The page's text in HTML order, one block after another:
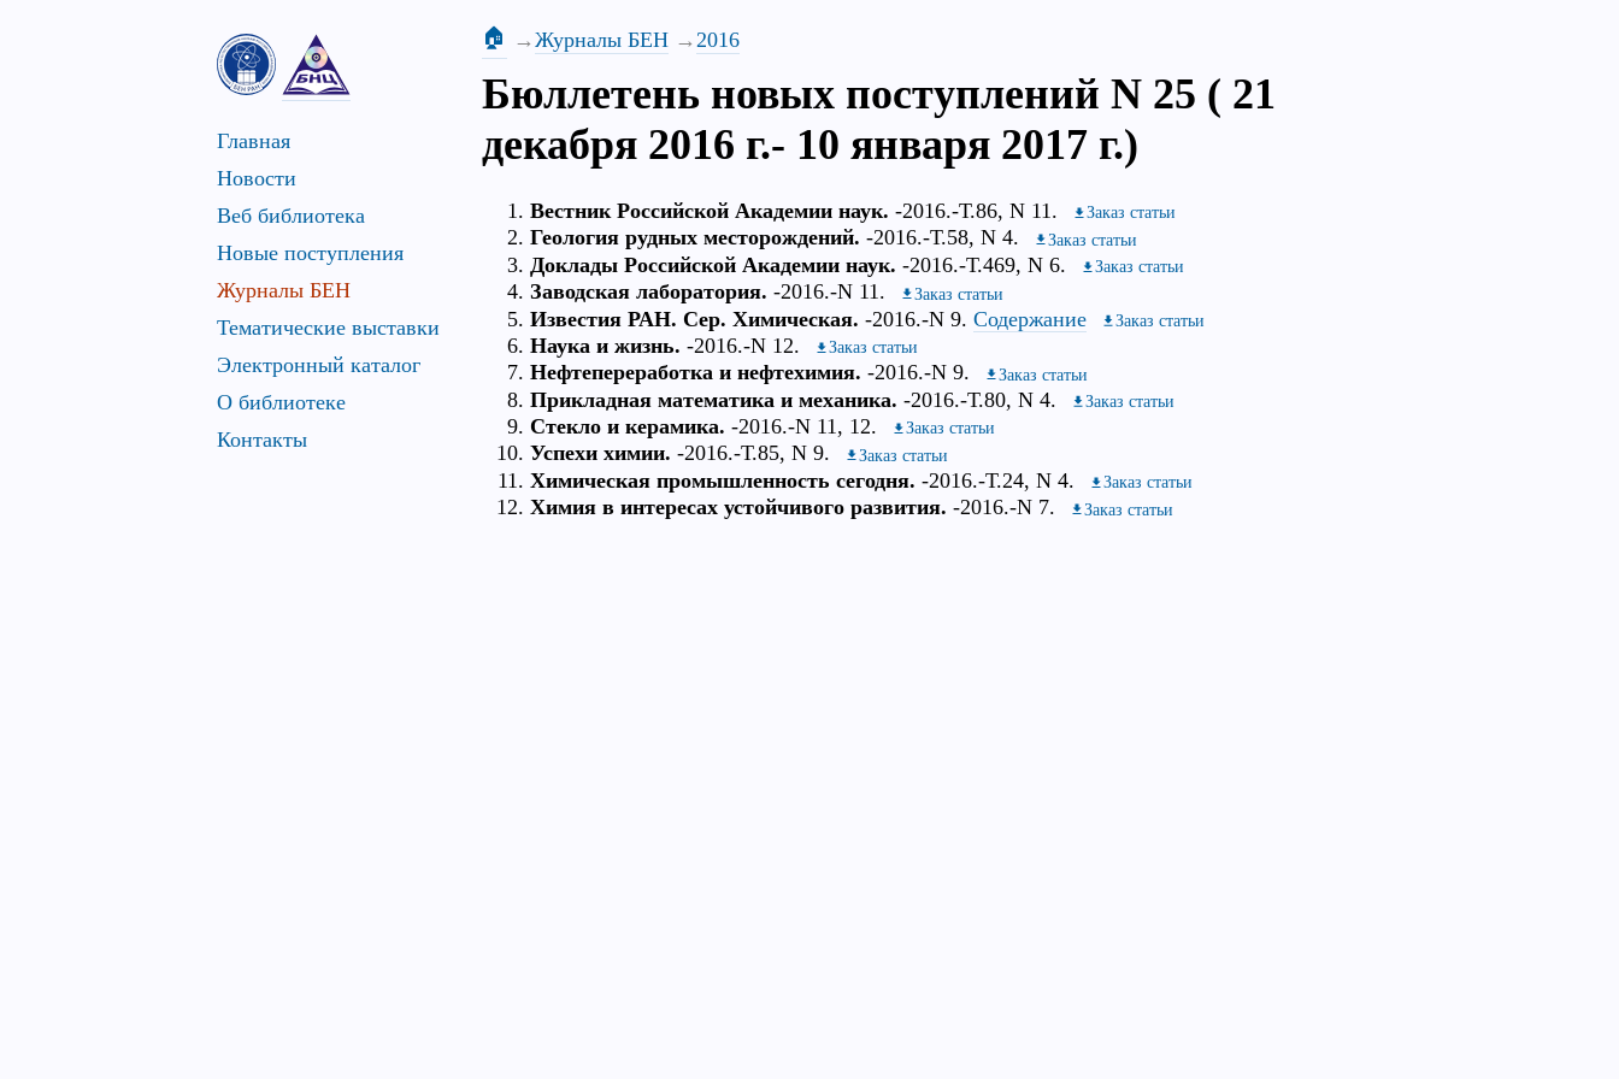
Главная
Новости
Веб библиотека
Новые поступления
Журналы БЕН
Тематические выставки
Электронный каталог
О библиотеке
Контакты
🏠 Журналы БЕН 2016
Бюллетень новых поступлений N 25 ( 21
декабря 2016 г.- 10 января 2017 г.)
Вестник Российской Академии наук. -2016.-Т.86, N 11. Заказ статьи
Геология рудных месторождений. -2016.-Т.58, N 4. Заказ статьи
Доклады Российской Академии наук. -2016.-Т.469, N 6. Заказ статьи
Заводская лаборатория. -2016.-N 11. Заказ статьи
Известия РАН. Сер. Химическая. -2016.-N 9. Содержание Заказ статьи
Наука и жизнь. -2016.-N 12. Заказ статьи
Нефтепереработка и нефтехимия. -2016.-N 9. Заказ статьи
Прикладная математика и механика. -2016.-Т.80, N 4. Заказ статьи
Стекло и керамика. -2016.-N 11, 12. Заказ статьи
Успехи химии. -2016.-Т.85, N 9. Заказ статьи
Химическая промышленность сегодня. -2016.-Т.24, N 4. Заказ статьи
Химия в интересах устойчивого развития. -2016.-N 7. Заказ статьи